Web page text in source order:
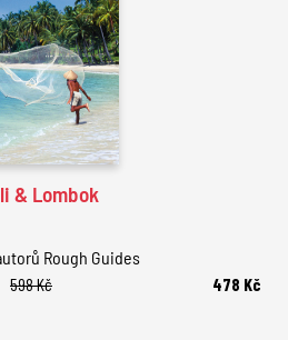
& Lombok
Rough Guides
598 Kč
478 Kč